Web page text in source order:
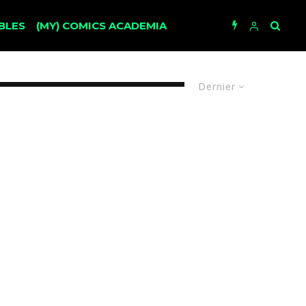
(MY) COMICS ACADEMIA
Dernier